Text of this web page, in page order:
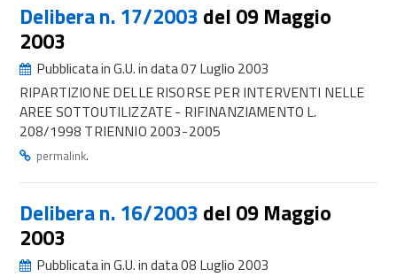
Delibera n. 17/2003 del 09 Maggio
2003
Pubblicata in G.U. in data 07 Luglio 2003
RIPARTIZIONE DELLE RISORSE PER INTERVENTI NELLE
AREE SOTTOUTILIZZATE - RIFINANZIAMENTO L.
208/1998 TRIENNIO 2003-2005
permalink.
Delibera n. 16/2003 del 09 Maggio
2003
Pubblicata in G.U. in data 08 Luglio 2003